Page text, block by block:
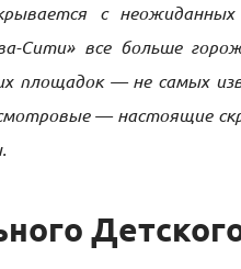
с
Сити» все больше
площадок — не самых
— настоящие